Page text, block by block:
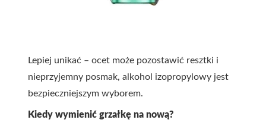
Lepiej unikać – ocet może pozostawić resztki i
nieprzyjemny posmak, alkohol izopropylowy jest
bezpieczniejszym wyborem.
Kiedy wymienić grzałkę na nową?